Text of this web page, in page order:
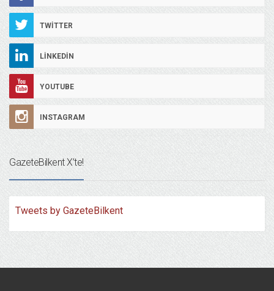
TWITTER
LINKEDIN
YOUTUBE
INSTAGRAM
GazeteBilkent X’te!
Tweets by GazeteBilkent